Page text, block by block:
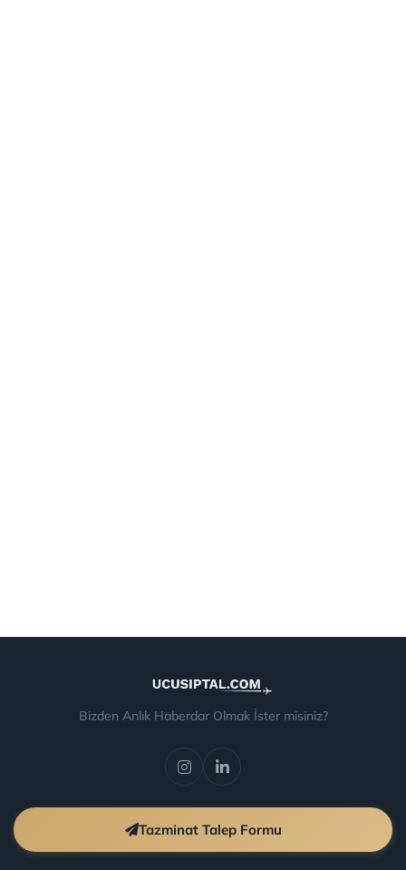
Bizden Anlık Haberdar Olmak İster misiniz?
Tazminat Talep Formu